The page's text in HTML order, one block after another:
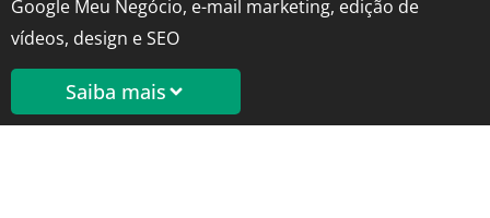
Google Meu Negócio, e-mail marketing, edição de
vídeos, design e SEO
Saiba mais